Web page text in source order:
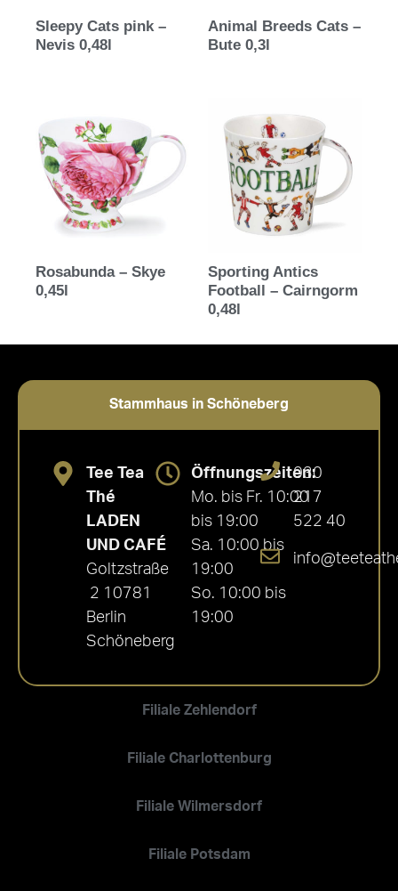
Sleepy Cats pink –
Nevis 0,48l
Animal Breeds Cats –
Bute 0,3l
Rosabunda – Skye
0,45l
Sporting Antics
Football – Cairngorm
0,48l
Stammhaus in Schöneberg
Filiale Zehlendorf
Filiale Charlottenburg
Filiale Wilmersdorf
Filiale Potsdam
Tee Tea
Thé
LADEN
UND CAFÉ
Goltzstraße
2 10781
Berlin
Schöneberg
Öffnungszeiten:
Mo. bis Fr. 10:00
bis 19:00
Sa. 10:00 bis
19:00
So. 10:00 bis
19:00
030
217
522 40